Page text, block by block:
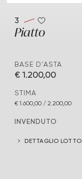
3
Piatto
BASE D'ASTA
€ 1.200,00
STIMA
€ 1.600,00 / 2.200,00
INVENDUTO
DETTAGLIO LOTTO